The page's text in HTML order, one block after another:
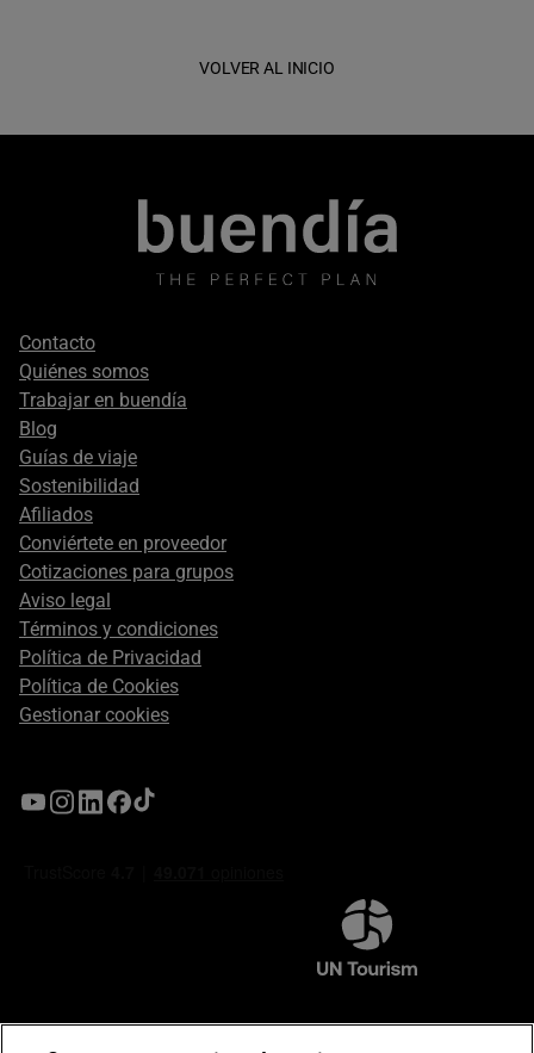
VOLVER AL INICIO
Footer
secondary
Contacto
Quiénes somos
Trabajar en buendía
Blog
Guías de viaje
Sostenibilidad
Afiliados
Conviértete en proveedor
Cotizaciones para grupos
Aviso legal
Términos y condiciones
Política de Privacidad
Política de Cookies
Gestionar cookies
Compromiso de seguridad en pagos electrónicos